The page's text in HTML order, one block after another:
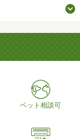
ペット相談可